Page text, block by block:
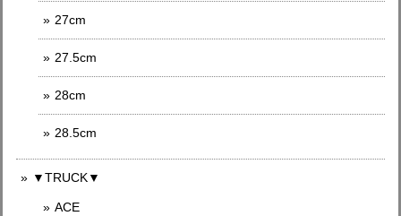
27cm
27.5cm
28cm
28.5cm
▼TRUCK▼
ACE